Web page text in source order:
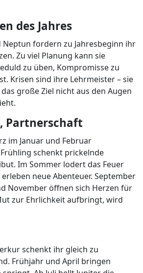
des Jahres
fordern zu Jahresbeginn ihr
Zu viel Planung kann sie
zu üben, Kompromisse zu
Krisen sind ihre Lehrmeister – sie
große Ziel nicht aus den Augen
Partnerschaft
im Januar und Februar
schenkt prickelnde
Im Sommer lodert das Feuer
neue Abenteuer. September
November öffnen sich Herzen für
zur Ehrlichkeit aufbringt, wird
schenkt ihr gleich zu
Frühjahr und April bringen